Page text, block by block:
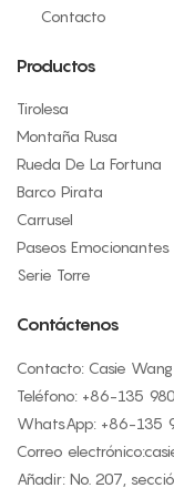
Contacto
Productos
Tirolesa
Montaña Rusa
Rueda De La Fortuna
Barco Pirata
Carrusel
Paseos Emocionantes
Serie Torre
Contáctenos
Contacto: Casie Wang
Teléfono: +86-135
WhatsApp: +86-135
Correo electrónico:
Añadir: No. 207,